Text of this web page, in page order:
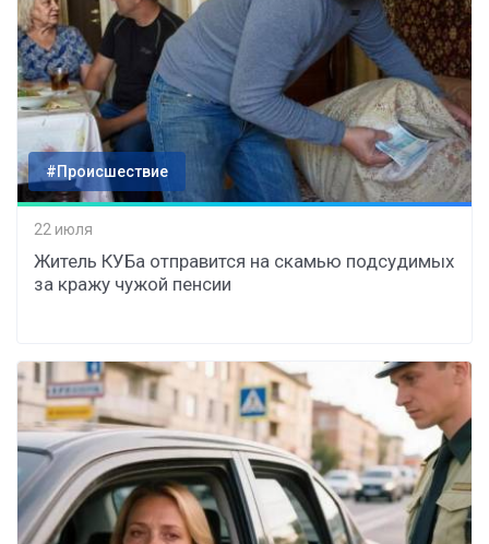
#Происшествие
22 июля
Житель КУБа отправится на скамью подсудимых
за кражу чужой пенсии